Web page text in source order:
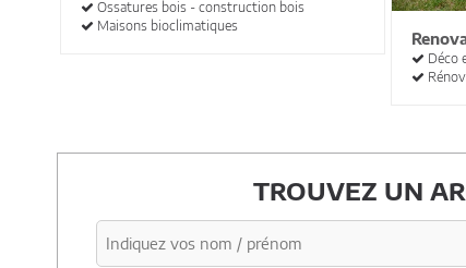
Ossatures bois - construction bois
Maisons bioclimatiques
Déco
TROUVEZ UN